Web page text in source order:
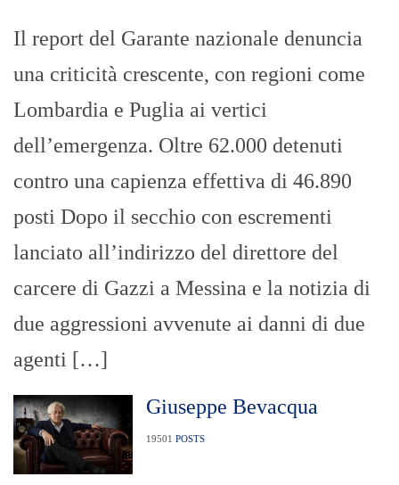
Il report del Garante nazionale denuncia
una criticità crescente, con regioni come
Lombardia e Puglia ai vertici
dell’emergenza. Oltre 62.000 detenuti
contro una capienza effettiva di 46.890
posti Dopo il secchio con escrementi
lanciato all’indirizzo del direttore del
carcere di Gazzi a Messina e la notizia di
due aggressioni avvenute ai danni di due
agenti […]
Giuseppe Bevacqua
19501 POSTS